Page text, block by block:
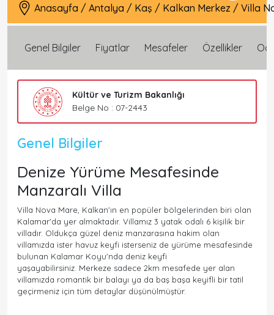
Anasayfa / Antalya / Kaş / Kalkan Merkez / Villa
Genel Bilgiler Fiyatlar Mesafeler Özellikler
Kültür ve Turizm Bakanlığı
Belge No : 07-2443
Genel Bilgiler
Denize Yürüme Mesafesinde
Manzaralı Villa
Villa Nova Mare, Kalkan'ın en popüler bölgelerinden biri olan
Kalamar'da yer almaktadır. Villamız 3 yatak odalı 6 kişilik bir
villadır. Oldukça güzel deniz manzarasına hakim olan
villamızda ister havuz keyfi isterseniz de yürüme mesafesinde
bulunan Kalamar Koyu'nda deniz keyfi
yaşayabilirsiniz. Merkeze sadece 2km mesafede yer alan
villamızda romantik bir balayı ya da baş başa keyifli bir tatil
geçirmeniz için tüm detaylar düşünülmüştür.